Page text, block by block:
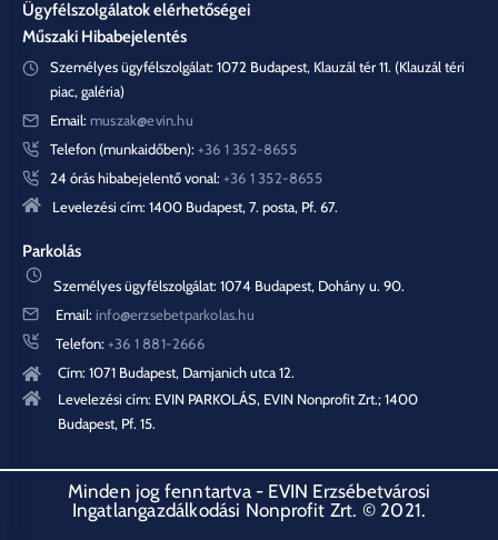
Ügyfélszolgálatok elérhetőségei
Műszaki Hibabejelentés
Személyes ügyfélszolgálat: 1072 Budapest, Klauzál tér 11. (Klauzál téri
piac, galéria)
Email: muszak@evin.hu
Telefon (munkaidőben): +36 1 352-8655
24 órás hibabejelentő vonal: +36 1 352-8655
Levelezési cím: 1400 Budapest, 7. posta, Pf. 67.
Parkolás
Személyes ügyfélszolgálat: 1074 Budapest, Dohány u. 90.
Email: info@erzsebetparkolas.hu
Telefon: +36 1 881-2666
Cím: 1071 Budapest, Damjanich utca 12.
Levelezési cím: EVIN PARKOLÁS, EVIN Nonprofit Zrt.; 1400
Budapest, Pf. 15.
Minden jog fenntartva - EVIN Erzsébetvárosi
Ingatlangazdálkodási Nonprofit Zrt. © 2021.